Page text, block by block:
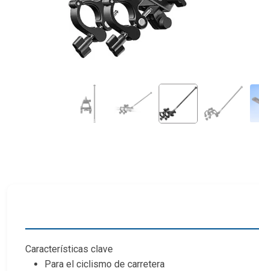
Características clave
Para el ciclismo de carretera